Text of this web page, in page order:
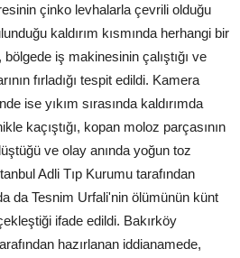
çinko levhalarla çevrili olduğu
kaldırım kısmında herhangi bir
iş makinesinin çalıştığı ve
fırladığı tespit edildi. Kamera
ise yıkım sırasında kaldırımda
kaçıştığı, kopan moloz parçasının
ve olay anında yoğun toz
Adli Tıp Kurumu tarafından
da Tesnim Urfali'nin ölümünün künt
ifade edildi. Bakırköy
hazırlanan iddianamede,